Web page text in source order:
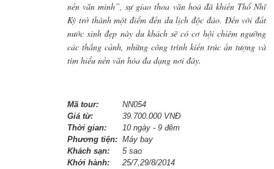
nền văn minh”, sự giao thoa văn hoá đã khiến Thổ Nhĩ
Kỳ trở thành một điểm đến du lịch độc đáo. Đến với đất
nước xinh đẹp này du khách sẽ có cơ hội chiêm ngưỡng
các thắng cảnh, những công trình kiến trúc ấn tượng và
tìm hiểu nền văn hóa đa dạng nơi đây.
Mã tour:
NN054
Giá từ:
39.700.000 VNĐ
Thời gian:
10 ngày - 9 đêm
Phương tiện: Máy bay
Khách sạn:
5 sao
Khởi hành:
25/7,29/8/2014